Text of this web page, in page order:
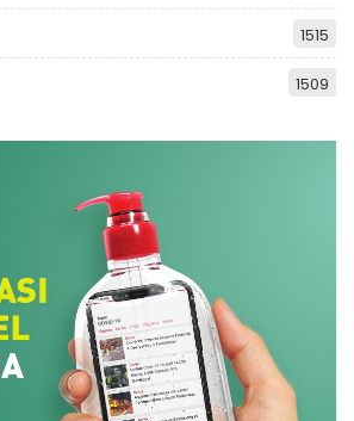
1515
1509